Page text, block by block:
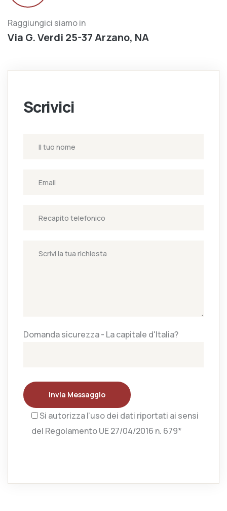
Raggiungici siamo in
Via G. Verdi 25-37 Arzano, NA
Scrivici
Domanda sicurezza - La capitale d'Italia?
Invia Messaggio
Si autorizza l’uso dei dati riportati ai sensi
del Regolamento UE 27/04/2016 n. 679*